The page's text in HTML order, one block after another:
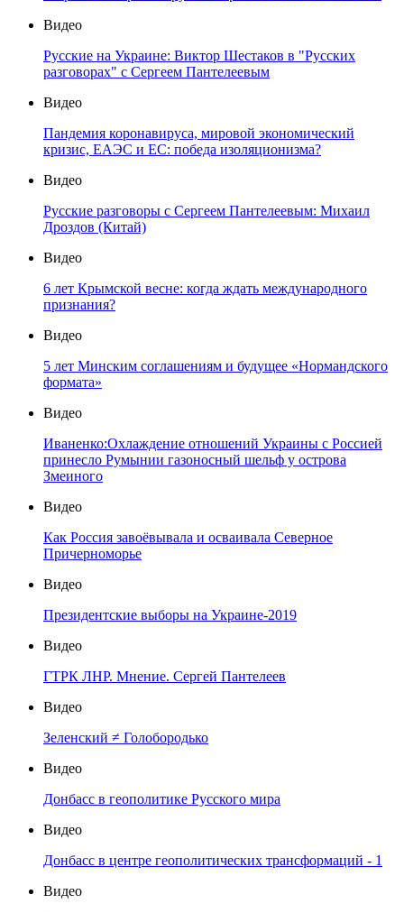
Видео
Русские на Украине: Виктор Шестаков в "Русских
разговорах" с Сергеем Пантелеевым
Видео
Пандемия коронавируса, мировой экономический
кризис, ЕАЭС и ЕС: победа изоляционизма?
Видео
Русские разговоры с Сергеем Пантелеевым: Михаил
Дроздов (Китай)
Видео
6 лет Крымской весне: когда ждать международного
признания?
Видео
5 лет Минским соглашениям и будущее «Нормандского
формата»
Видео
Иваненко:Охлаждение отношений Украины с Россией
принесло Румынии газоносный шельф у острова
Змеиного
Видео
Как Россия завоёвывала и осваивала Северное
Причерноморье
Видео
Президентские выборы на Украине-2019
Видео
ГТРК ЛНР. Мнение. Сергей Пантелеев
Видео
Зеленский ≠ Голобородько
Видео
Донбасс в геополитике Русского мира
Видео
Донбасс в центре геополитических трансформаций - 1
Видео